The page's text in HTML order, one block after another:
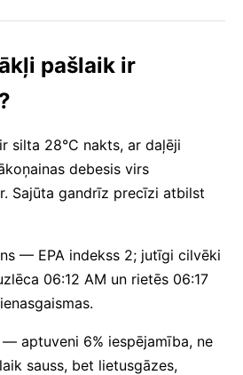
pašlaik ir
silta 28°C nakts, ar daļēji
debesis virs
Sajūta gandrīz precīzi atbilst
— EPA indekss 2; jutīgi cilvēki
06:12 AM un rietēs 06:17
aptuveni 6% iespējamība, ne
sauss, bet lietusgāzes,